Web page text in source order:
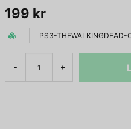
199 kr
PS3-THEWALKINGDEAD-
- +